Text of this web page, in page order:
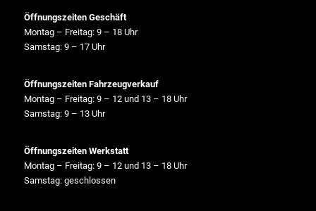
Öffnungszeiten Geschäft
Montag – Freitag: 9 – 18 Uhr
Samstag: 9 – 17 Uhr
Öffnungszeiten Fahrzeugverkauf
Montag – Freitag: 9 – 12 und 13 – 18 Uhr
Samstag: 9 – 13 Uhr
Öffnungszeiten Werkstatt
Montag – Freitag: 9 – 12 und 13 – 18 Uhr
Samstag: geschlossen